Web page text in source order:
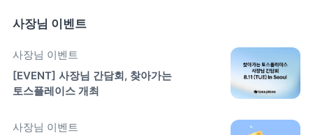
사장님 이벤트
사장님 이벤트
[EVENT] 사장님 간담회, 찾아가는
토스플레이스 개최
사장님 이벤트